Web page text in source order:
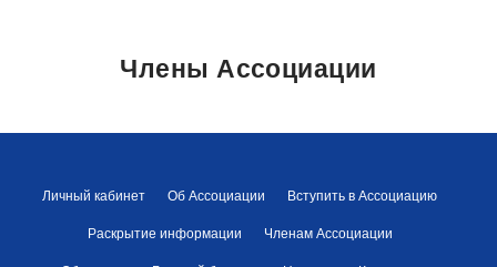
Члены Ассоциации
Личный кабинет Об Ассоциации Вступить в Ассоциацию
Раскрытие информации Членам Ассоциации